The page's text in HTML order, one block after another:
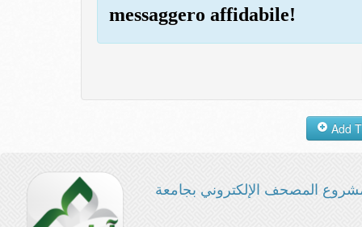
messaggero affidabile!
المصحف الإلكتروني بجامعة